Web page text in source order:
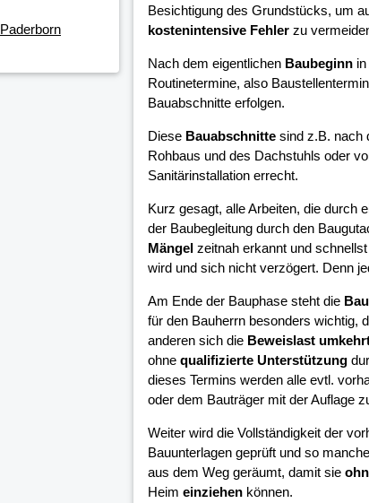
Paderborn
Besichtigung des Grundstücks, um
kostenintensive Fehlerzu
Nach dem eigentlichen Baubeginnin
Routinetermine, also
Bauabschnitte erfolgen.
Diese Bauabschnittesind z.B. nach
Rohbaus und des Dachstuhls oder
Sanitärinstallation errecht.
Kurz gesagt, alle Arbeiten, die durch
der Baubegleitung durch den
Mängelzeitnah erkannt und
wird und sich nicht verzögert. Denn
Am Ende der Bauphase steht die
für den Bauherrn besonders wichtig,
anderen sich die Beweislast
ohne qualifizierte Unterstützung
dieses Termins werden alle evtl.
oder dem Bauträger mit der Auflage
Weiter wird die Vollständigkeit der
Bauunterlagen geprüft und so
aus dem Weg geräumt, damit sie
Heim einziehenkönnen.